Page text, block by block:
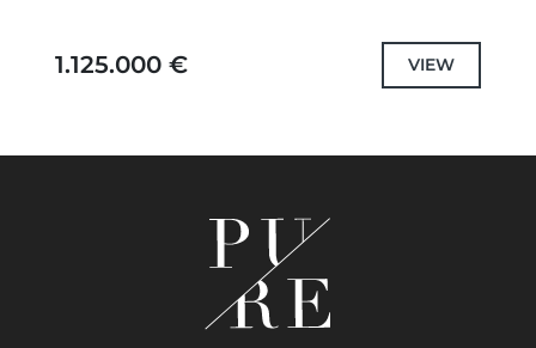
moderne et des équipements luxueux.
1.125.000 € VIEW